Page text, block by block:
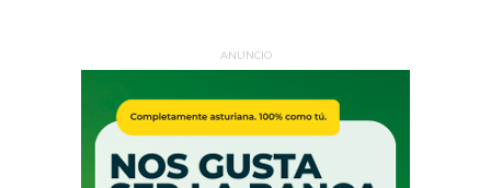
ANUNCIO